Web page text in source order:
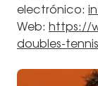
electrónico:
Web: https://
doubles-